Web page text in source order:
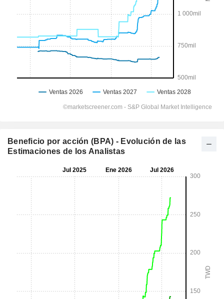
Beneficio por acción (BPA) - Evolución de las
Estimaciones de los Analistas